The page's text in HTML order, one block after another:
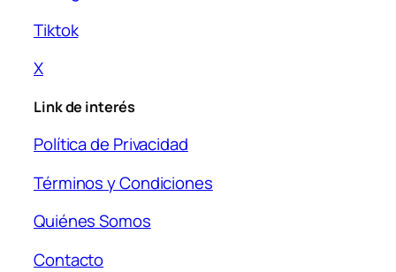
Tiktok
X
Link de interés
Política de Privacidad
Términos y Condiciones
Quiénes Somos
Contacto